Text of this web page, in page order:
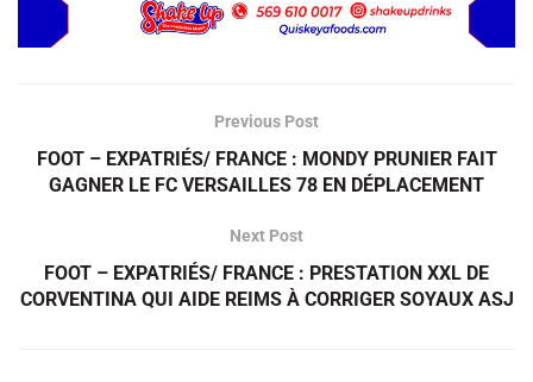
Previous Post
FOOT – EXPATRIÉS/ FRANCE : MONDY PRUNIER FAIT
GAGNER LE FC VERSAILLES 78 EN DÉPLACEMENT
Next Post
FOOT – EXPATRIÉS/ FRANCE : PRESTATION XXL DE
CORVENTINA QUI AIDE REIMS À CORRIGER SOYAUX ASJ